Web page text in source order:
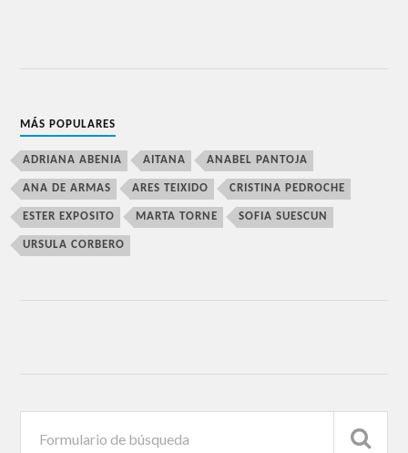
MÁS POPULARES
ADRIANA ABENIA AITANA ANABEL PANTOJA
ANA DE ARMAS ARES TEIXIDO CRISTINA PEDROCHE
ESTER EXPOSITO MARTA TORNE SOFIA SUESCUN
URSULA CORBERO